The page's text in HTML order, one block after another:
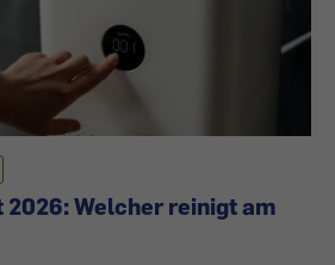
Welcher reinigt am